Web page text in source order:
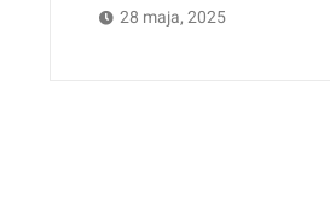
28 maja, 2025